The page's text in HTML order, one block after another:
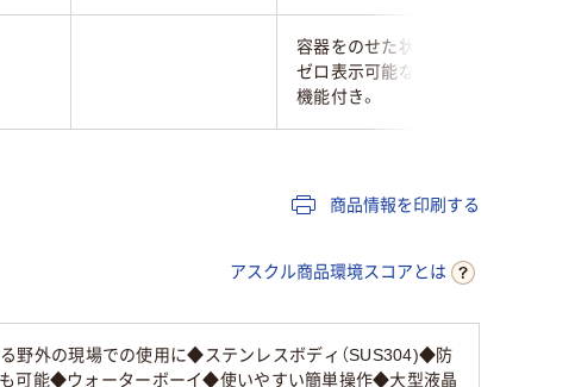
容器をのせた状態で
ゼロ表示可能な風袋
機能付き。
商品情報を印刷する
アスクル商品環境スコアとは
野外の現場での使用に◆ステンレスボディ（SUS304)◆防
可能◆ウォーターボーイ◆使いやすい簡単操作◆大型液晶